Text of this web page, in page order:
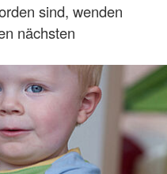
sind, wenden
nächsten